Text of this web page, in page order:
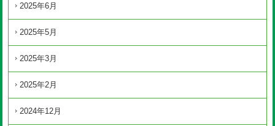
2025年6月
2025年5月
2025年3月
2025年2月
2024年12月